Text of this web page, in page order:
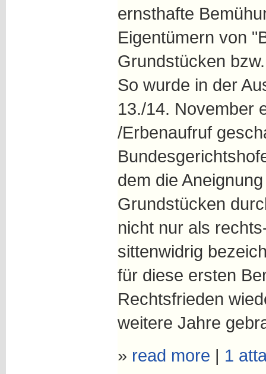
ernsthafte
Eigentümern von
Grundstücken
So wurde in der
13./14. November
/Erbenaufruf
dem die
Grundstücken
nicht nur als
sittenwidrig
für diese ersten
Rechtsfrieden
weitere Jahre
» read more | 1